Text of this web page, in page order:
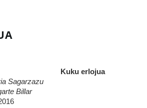
Kuku erlojua
Sagarzazu
Billar